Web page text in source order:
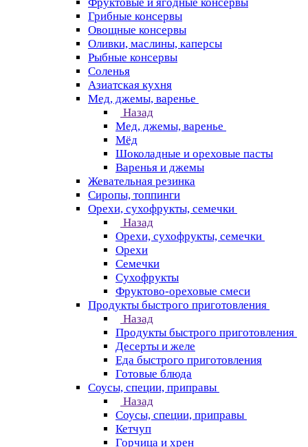
Грибные консервы
Овощные консервы
Оливки, маслины, каперсы
Рыбные консервы
Соленья
Азиатская кухня
Мед, джемы, варенье
Назад
Мед, джемы, варенье
Мёд
Шоколадные и ореховые пасты
Варенья и джемы
Жевательная резинка
Сиропы, топпинги
Орехи, сухофрукты, семечки
Назад
Орехи, сухофрукты, семечки
Орехи
Семечки
Сухофрукты
Фруктово-ореховые смеси
Продукты быстрого приготовления
Назад
Продукты быстрого приготовления
Десерты и желе
Еда быстрого приготовления
Готовые блюда
Соусы, специи, приправы
Назад
Соусы, специи, приправы
Кетчуп
Горчица и хрен